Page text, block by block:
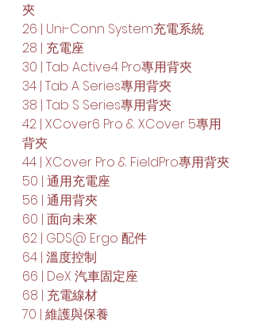
夾
26 | Uni-Conn System充電系統
28 | 充電座
30 | Tab Active4 Pro專用背夾
34 | Tab A Series專用背夾
38 | Tab S Series專用背夾
42 | XCover6 Pro & XCover 5專用
背夾
44 | XCover Pro & FieldPro專用背夾
50 | 通用充電座
56 | 通用背夾
60 | 面向未來
62 | GDS@ Ergo 配件
64 | 溫度控制
66 | DeX 汽車固定座
68 | 充電線材
70 | 維護與保養